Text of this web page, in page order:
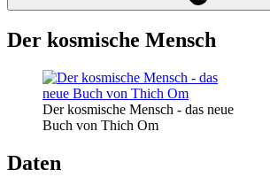
Der kosmische Mensch
Der kosmische Mensch - das neue
Buch von Thich Om
Daten